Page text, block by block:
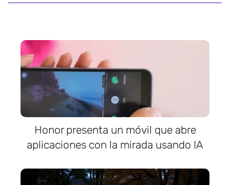
Honor presenta un móvil que abre
aplicaciones con la mirada usando IA